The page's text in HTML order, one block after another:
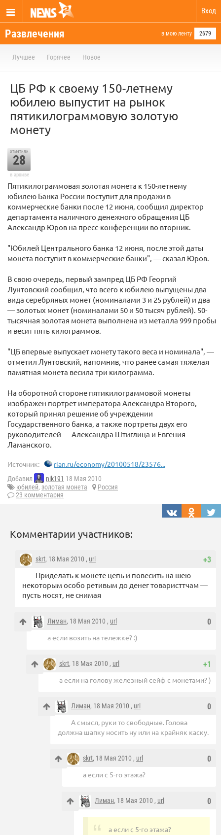
Вход
Развлечения в мою ленту 2679
Лучшее Горячее Новое
ЦБ РФ к своему 150-летнему
юбилею выпустит на рынок
пятикилограммовую золотую
монету
отметили
28
в архиве
Пятикилограммовая золотая монета к 150-летнему
юбилею Банка России поступит для продажи в
коммерческие банки после 12 июня, сообщил директор
департамента наличного денежного обращения ЦБ
Александр Юров на пресс-конференции во вторник.
"Юбилей Центрального банка 12 июня, после этой даты
монета поступит в коммерческие банки", — сказал Юров.
В свою очередь, первый зампред ЦБ РФ Георгий
Лунтовский сообщил, что всего к юбилею выпущены два
вида серебряных монет (номиналами 3 и 25 рублей) и два
— золотых монет (номиналами 50 и 50 тысяч рублей). 50-
тысячная золотая монета выполнена из металла 999 пробы
и весит пять килограммов.
"ЦБ впервые выпускает монету такого веса и номинала", —
отметил Лунтовский, напомнив, что ранее самая тяжелая
памятная монета весила три килограмма.
На оборотной стороне пятикилограммовой монеты
изображен портрет императора Александра Второго,
который принял решение об учреждении
Государственного банка, а также портреты двух его
руководителей — Александра Штиглица и Евгения
Ламанского.
Источник: rian.ru/economy/20100518/23576...
Добавил nik191 18 Мая 2010
юбилей, золотая монета
Россия
23 комментария
Комментарии участников:
+3
skrt, 18 Мая 2010 , url
Приделать к монете цепь и повесить на шею
некоторым особо ретивым до денег товаристтчам —
пусть носят, не снимая
0
Лиман, 18 Мая 2010 , url
а если возить на тележке? :)
+1
skrt, 18 Мая 2010 , url
а если на голову железный сейф с монетами? )
0
Лиман, 18 Мая 2010 , url
А смысл, руки то свободные. Голова
должна шапку носить ну или на крайняк каску.
0
skrt, 18 Мая 2010 , url
а если с 5-го этажа?
0
Лиман, 18 Мая 2010 , url
а если с 5-го этажа?